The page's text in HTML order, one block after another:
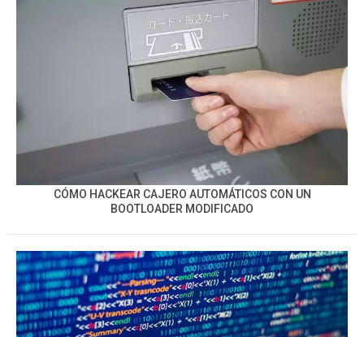
CÓMO HACKEAR CAJERO AUTOMÁTICOS CON UN
BOOTLOADER MODIFICADO